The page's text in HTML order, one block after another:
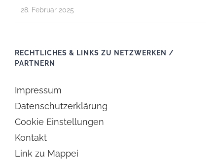
28. Februar 2025
RECHTLICHES & LINKS ZU NETZWERKEN /
PARTNERN
Impressum
Datenschutzerklärung
Cookie Einstellungen
Kontakt
Link zu Mappei